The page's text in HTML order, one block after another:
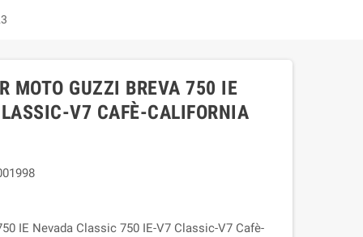
MOTO GUZZI BREVA 750 IE
V7 CAFÈ-CALIFORNIA
IE Nevada Classic 750 IE-V7 Classic-V7 Cafè-